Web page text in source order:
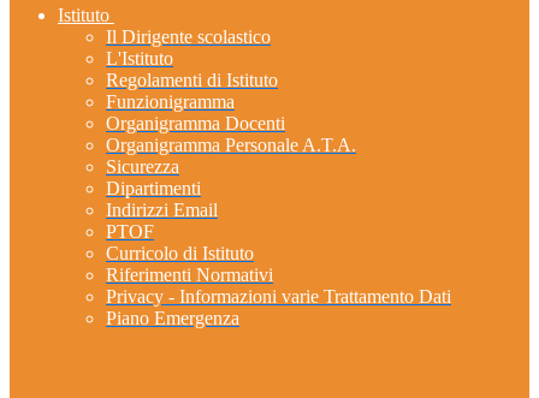
Istituto
Il Dirigente scolastico
L'Istituto
Regolamenti di Istituto
Funzionigramma
Organigramma Docenti
Organigramma Personale A.T.A.
Sicurezza
Dipartimenti
Indirizzi Email
PTOF
Curricolo di Istituto
Riferimenti Normativi
Privacy - Informazioni varie Trattamento Dati
Piano Emergenza